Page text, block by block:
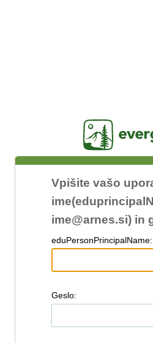
Vpišite vašo
ime@arnes.si) in
eduPersonPrincipalName:
Geslo: